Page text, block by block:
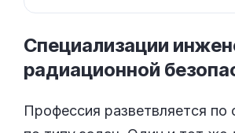
Специализации
радиационной
Профессия разветвляется по